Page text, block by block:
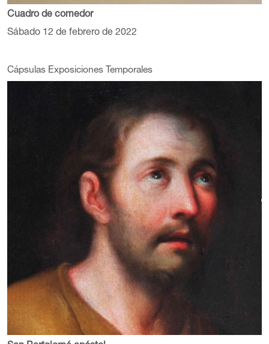
Cuadro de comedor
Sábado 12 de febrero de 2022
Cápsulas Exposiciones Temporales